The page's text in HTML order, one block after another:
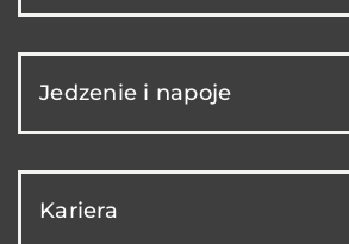
Jedzenie i napoje
Kariera